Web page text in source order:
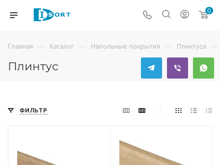
0
Главная — Каталог — Напольные покрытия — Плинтуса —
Плинтус
ФИЛЬТР